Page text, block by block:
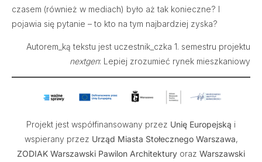
czasem (również w mediach) było aż tak konieczne? I
pojawia się pytanie – to kto na tym najbardziej zyska?
Autorem_ką tekstu jest uczestnik_czka 1. semestru projektu
nextgen: Lepiej zrozumieć rynek mieszkaniowy
Projekt jest współfinansowany przez Unię Europejską i
wspierany przez Urząd Miasta Stołecznego Warszawa,
ZODIAK Warszawski Pawilon Architektury oraz Warszawski